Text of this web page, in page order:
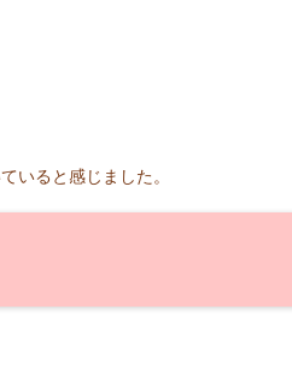
いると感じました。